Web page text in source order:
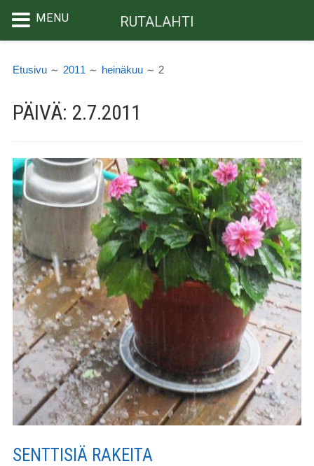
sisältöön
Etusivu 2011 heinäkuu 2
PÄIVÄ: 2.7.2011
SENTTISIÄ RAKEITA
MENU RUTALAHTI